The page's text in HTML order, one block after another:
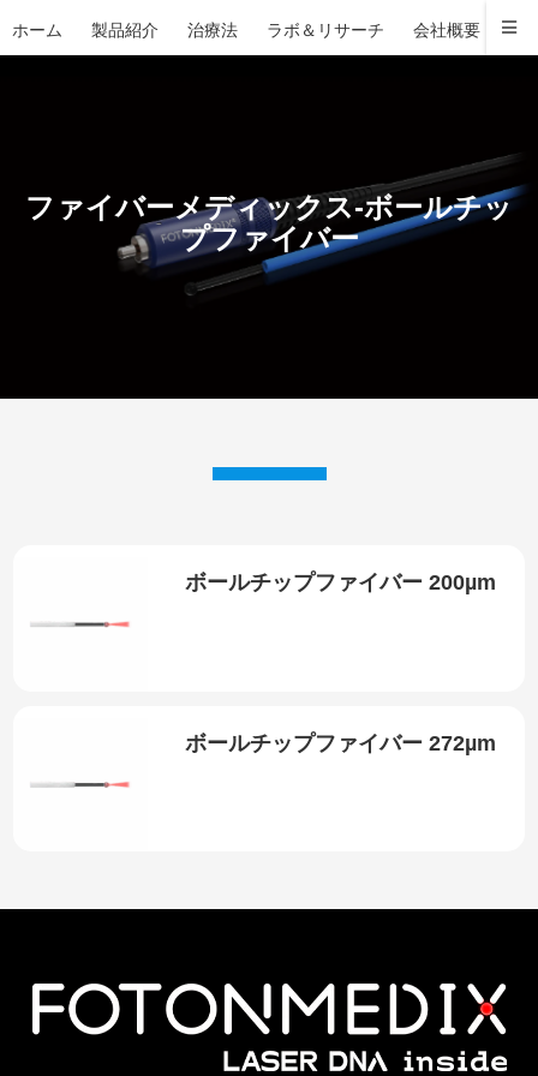
ホーム 製品紹介 治療法 ラボ＆リサーチ 会社概要 お
ファイバーメディックス-ボールチッ
プファイバー
ボールチップファイバー 200µm
ボールチップファイバー 272µm